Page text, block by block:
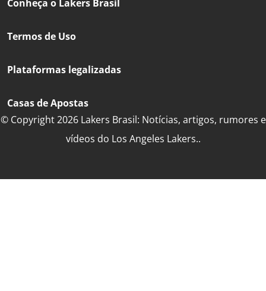
Conheça o Lakers Brasil
Termos de Uso
Plataformas legalizadas
Casas de Apostas
© Copyright 2026 Lakers Brasil: Notícias, artigos, rumores e
vídeos do Los Angeles Lakers..